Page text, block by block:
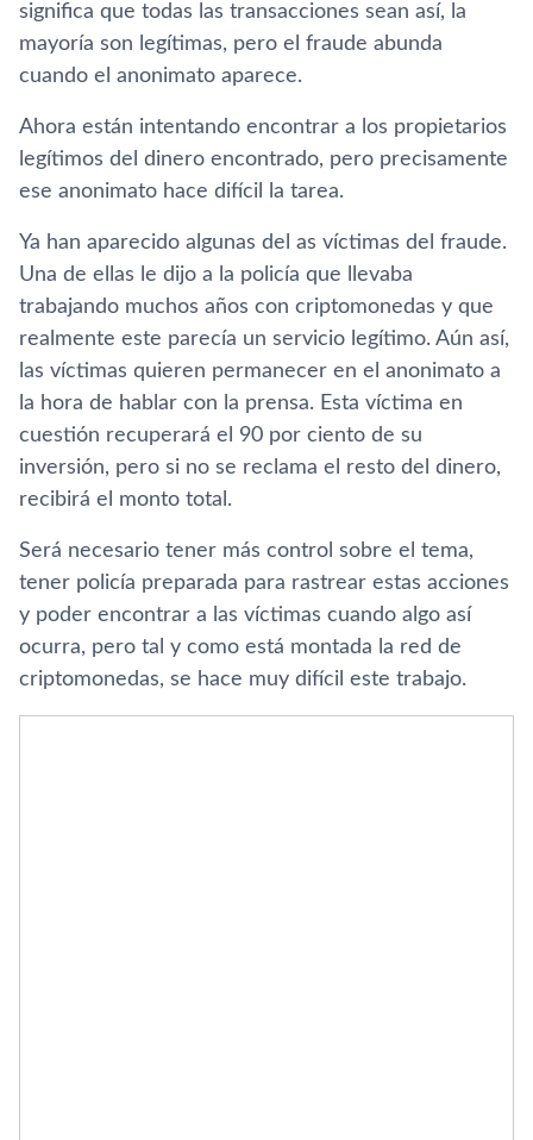
significa que todas las transacciones sean así, la
mayoría son legítimas, pero el fraude abunda
cuando el anonimato aparece.
Ahora están intentando encontrar a los propietarios
legítimos del dinero encontrado, pero precisamente
ese anonimato hace difícil la tarea.
Ya han aparecido algunas del as víctimas del fraude.
Una de ellas le dijo a la policía que llevaba
trabajando muchos años con criptomonedas y que
realmente este parecía un servicio legítimo. Aún así,
las víctimas quieren permanecer en el anonimato a
la hora de hablar con la prensa. Esta víctima en
cuestión recuperará el 90 por ciento de su
inversión, pero si no se reclama el resto del dinero,
recibirá el monto total.
Será necesario tener más control sobre el tema,
tener policía preparada para rastrear estas acciones
y poder encontrar a las víctimas cuando algo así
ocurra, pero tal y como está montada la red de
criptomonedas, se hace muy difícil este trabajo.